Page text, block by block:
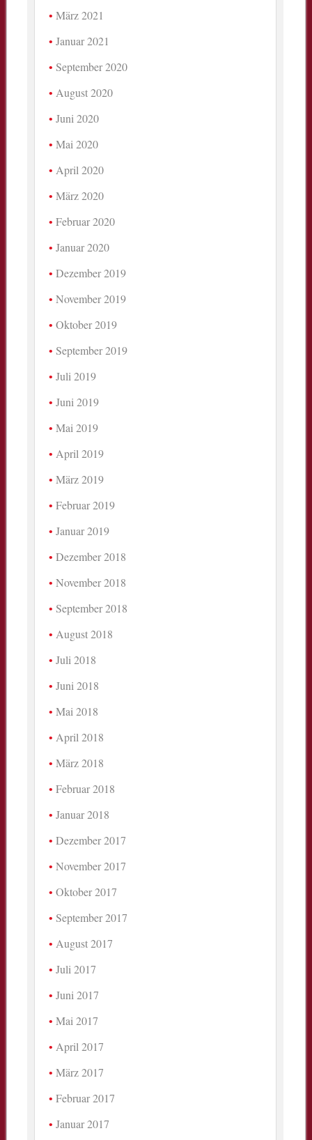
März 2021
Januar 2021
September 2020
August 2020
Juni 2020
Mai 2020
April 2020
März 2020
Februar 2020
Januar 2020
Dezember 2019
November 2019
Oktober 2019
September 2019
Juli 2019
Juni 2019
Mai 2019
April 2019
März 2019
Februar 2019
Januar 2019
Dezember 2018
November 2018
September 2018
August 2018
Juli 2018
Juni 2018
Mai 2018
April 2018
März 2018
Februar 2018
Januar 2018
Dezember 2017
November 2017
Oktober 2017
September 2017
August 2017
Juli 2017
Juni 2017
Mai 2017
April 2017
März 2017
Februar 2017
Januar 2017